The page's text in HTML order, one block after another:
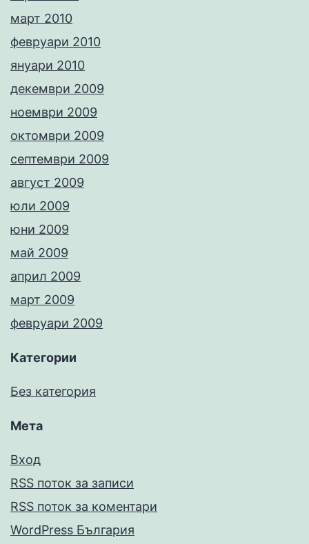
март 2010
февруари 2010
януари 2010
декември 2009
ноември 2009
октомври 2009
септември 2009
август 2009
юли 2009
юни 2009
май 2009
април 2009
март 2009
февруари 2009
Категории
Без категория
Мета
Вход
RSS поток за записи
RSS поток за коментари
WordPress България